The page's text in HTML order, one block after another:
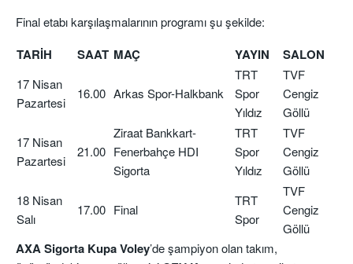
Final etabı karşılaşmalarının programı şu şekilde:
TARİH SAAT MAÇ YAYIN SALON
17 Nisan
Pazartesi
16.00 Arkas Spor-Halkbank
TRT
Spor
Yıldız
TVF
Cengiz
Göllü
17 Nisan
Pazartesi
21.00
Ziraat Bankkart-
Fenerbahçe HDI
Sigorta
TRT
Spor
Yıldız
TVF
Cengiz
Göllü
18 Nisan
Salı
17.00 Final
TRT
Spor
TVF
Cengiz
Göllü
AXA Sigorta Kupa Voley’de şampiyon olan takım,